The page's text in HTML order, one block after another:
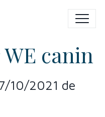
canin
10/2021 de